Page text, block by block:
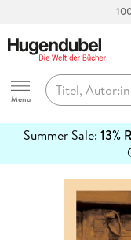
Hugendubel
Menu
Summer Sale: 13%
erfahren